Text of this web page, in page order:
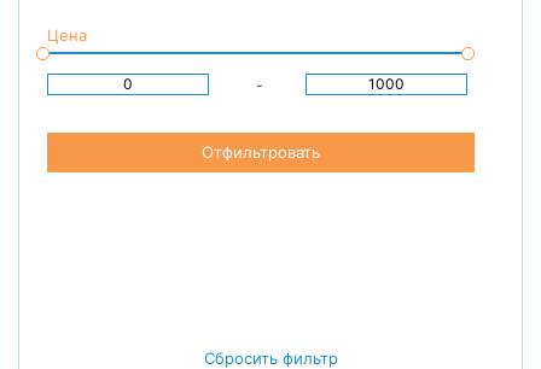
Цена
-
Отфильтровать
Сбросить фильтр